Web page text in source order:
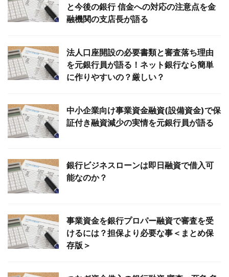
と今後の銀行 信金への対応の注意点を金
融機関の支店長が語る
法人口座開設の必要書類と審査落ち理由
を元銀行員が語る！ネット銀行なら簡単
に作りやすいの？厳しい？
中小企業向け事業資金融資(設備資金)で保
証付き融資減少の実情を元銀行員が語る
銀行ビジネスローンは即日融資で借入可
能なのか？
事業資金を銀行プロパー融資で審査を受
けるには？担保より必要な事＜まとめ保
存版＞